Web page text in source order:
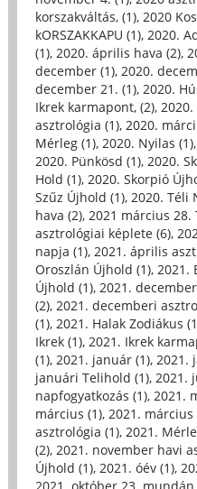
korszakváltás, (1), 2020
kORSZAKKAPU (1), 2020.
(1), 2020. április hava (2),
december (1), 2020.
december 21. (1), 2020.
Ikrek karmapont, (2),
asztrológia (1), 2020.
Mérleg (1), 2020. Nyilas (1),
2020. Pünkösd (1), 2020.
Hold (1), 2020. Skorpió
Szűz Újhold (1), 2020. Téli
hava (2), 2021 március 28.
asztrológiai képlete (6),
napja (1), 2021. április
Oroszlán Újhold (1), 2021.
Újhold (1), 2021.
(2), 2021. decemberi
(1), 2021. Halak Zodiákus
Ikrek (1), 2021. Ikrek
(1), 2021. január (1), 2021.
januári Telihold (1), 2021.
napfogyatkozás (1), 2021.
március (1), 2021. március
asztrológia (1), 2021.
(2), 2021. november havi
Újhold (1), 2021. óév (1),